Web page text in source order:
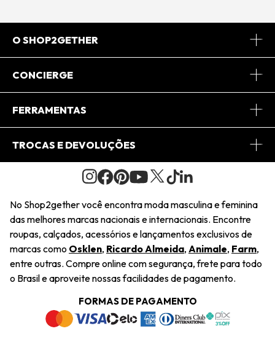
O SHOP2GETHER
Sobre Nós
Journal
Saiu na Mídia
Sustentabilidade
Navegando
Termos e Condições
CONCIERGE
Central de Relacionamento
Regulamento e Promoções
FERRAMENTAS
Minha Conta
Pedido de Presente
Wishlist
TROCAS E DEVOLUÇÕES
Condições Gerais
Troca Fácil
Restituição de Pagamento
Dúvidas Frequentes
Termos e Condições
Política de Privacidade
No Shop2gether você encontra moda masculina e feminina
das melhores marcas nacionais e internacionais. Encontre
roupas, calçados, acessórios e lançamentos exclusivos de
marcas como Osklen, Ricardo Almeida, Animale, Farm,
entre outras. Compre online com segurança, frete para todo
o Brasil e aproveite nossas facilidades de pagamento.
FORMAS DE PAGAMENTO